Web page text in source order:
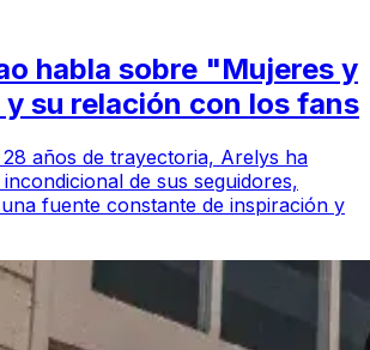
habla sobre "Mujeres y
su relación con los fans
años de trayectoria, Arelys ha
de sus seguidores,
fuente constante de inspiración y